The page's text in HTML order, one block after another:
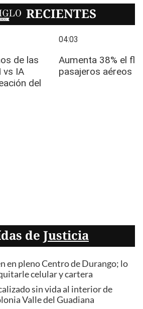
RECIENTES
de Justicia
en pleno Centro de Durango; lo
celular y cartera
sin vida al interior de
Valle del Guadiana